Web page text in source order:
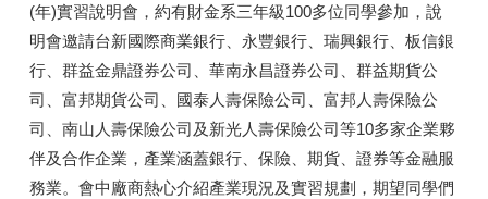
(年)實習說明會，約有財金系三年級100多位同學參加，說
明會邀請台新國際商業銀行、永豐銀行、瑞興銀行、板信銀
行、群益金鼎證券公司、華南永昌證券公司、群益期貨公
司、富邦期貨公司、國泰人壽保險公司、富邦人壽保險公
司、南山人壽保險公司及新光人壽保險公司等10多家企業夥
伴及合作企業，產業涵蓋銀行、保險、期貨、證券等金融服
務業。會中廠商熱心介紹產業現況及實習規劃，期望同學們